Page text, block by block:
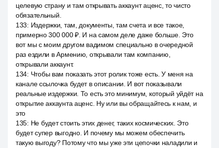
целевую страну и там открывать аккаунт аценс, то чисто
обязательный.
133: Издержки, там, документы, там счета и все такое,
примерно 300 000 ₽. И на самом деле даже больше. Это
вот мы с моим другом вадимом специально в очередной
раз ездили в Армению, открывали там компанию,
открывали аккаунт.
134: Чтобы вам показать этот ролик тоже есть. У меня на
канале ссылочка будет в описании. И вот показывали
реальные издержки. То есть это минимум, который уйдёт на
открытие аккаунта аценс. Ну или вы обращайтесь к нам, и
это
135: Не будет стоить этих денег, таких космических. Это
будет супер выгодно. И почему мы можем обеспечить
такую выгоду? Потому что мы уже эти цепочки наладили и